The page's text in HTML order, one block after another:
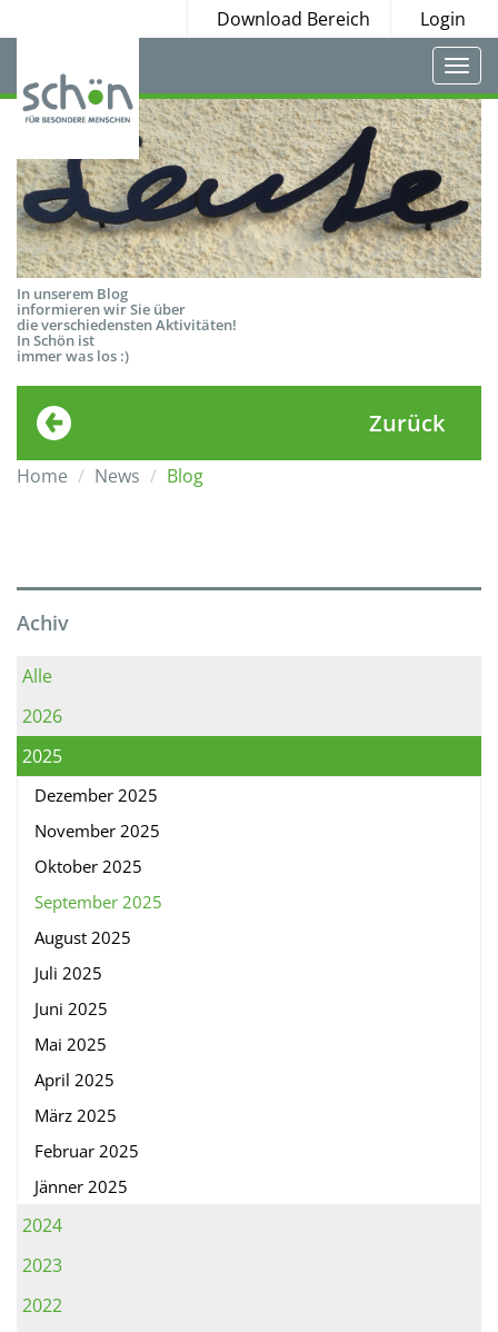
Download Bereich Login
In unserem Blog
informieren wir Sie über
die verschiedensten Aktivitäten!
In Schön ist
immer was los :)
Zurück
Home News Blog
Achiv
Alle
2026
2025
Dezember 2025
November 2025
Oktober 2025
September 2025
August 2025
Juli 2025
Juni 2025
Mai 2025
April 2025
März 2025
Februar 2025
Jänner 2025
2024
2023
2022